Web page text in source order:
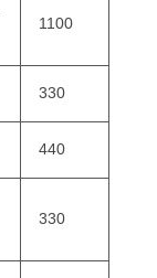
1100
330
440
330